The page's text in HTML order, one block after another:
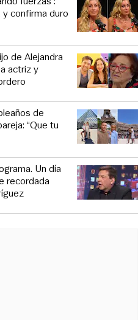
confirma duro
de Alejandra
actriz y
de
“Que tu
Un día
recordada